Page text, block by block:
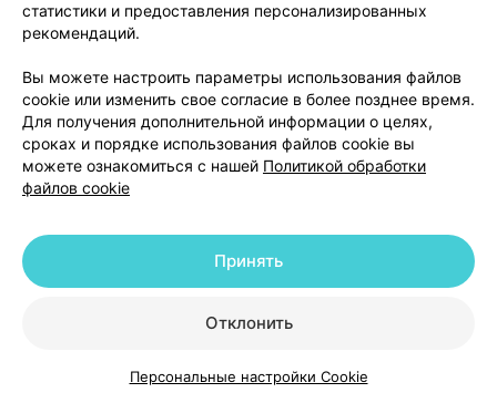
КаталогКорзинаИзбранноеПрофиль
раздражение слизистой желудочно-
кишечного тракта, тошнота, рвота, понос
при применении в высоких дозах -
повышенное выделение оксалатов кальция с
мочой (гипероксалатурия), образование
мочевых камней из кальция оксалата.
Если у Вас возникают какие-либо нежелательные
работником аптеки. Данная рекомендация
нежелательные реакции, в том числе на не
статистики и предоставления персонализированных
рекомендаций.
Вы можете настроить параметры использования файлов
cookie или изменить свое согласие в более позднее время.
Для получения дополнительной информации о целях,
сроках и порядке использования файлов cookie вы
можете ознакомиться с нашей Политикой обработки
файлов cookie
Отклонить
Принять
Персональные настройки Cookie